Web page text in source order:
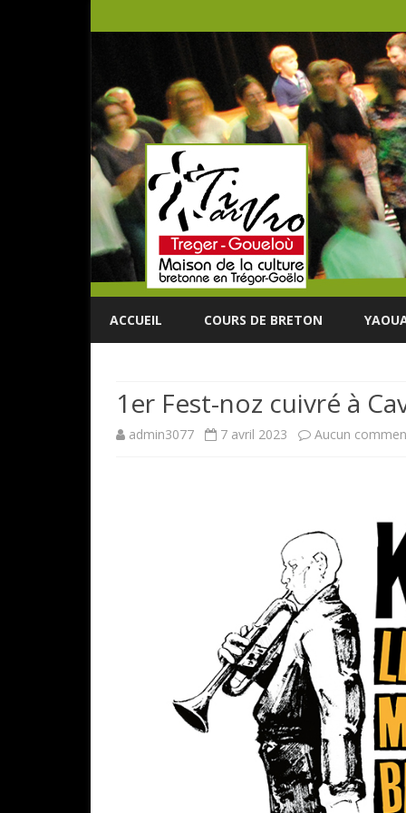
ACCUEIL COURS DE BRETON
1er Fest-noz cuivré à
admin3077 7 avril 2023 Aucun